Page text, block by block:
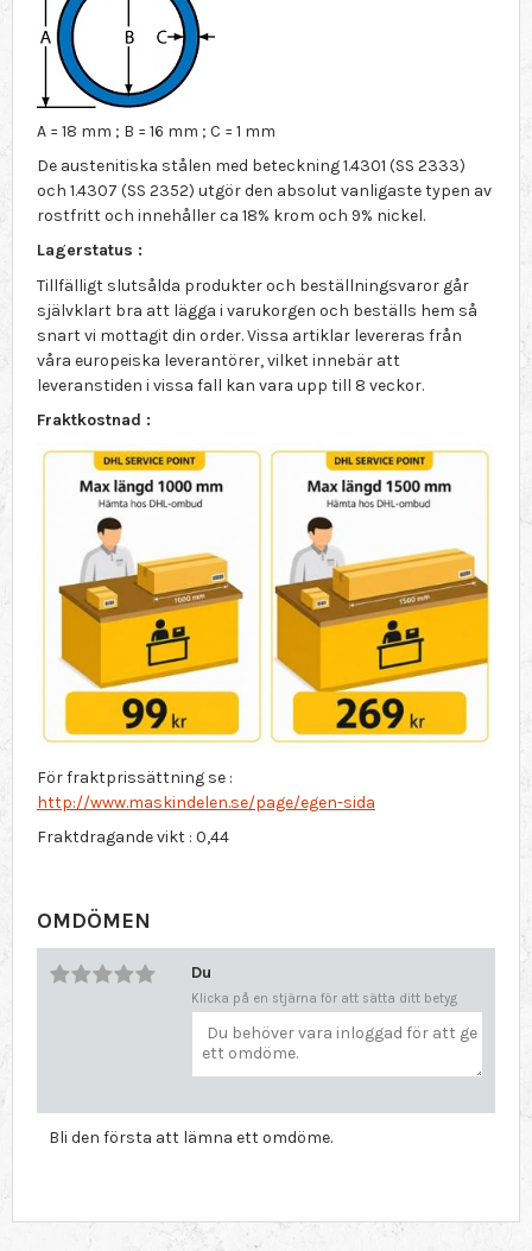
A = 18 mm ; B = 16 mm ; C = 1 mm
De austenitiska stålen med beteckning 1.4301 (SS 2333)
och 1.4307 (SS 2352) utgör den absolut vanligaste typen av
rostfritt och innehåller ca 18% krom och 9% nickel.
Lagerstatus :
Tillfälligt slutsålda produkter och beställningsvaror går
självklart bra att lägga i varukorgen och beställs hem så
snart vi mottagit din order. Vissa artiklar levereras från
våra europeiska leverantörer, vilket innebär att
leveranstiden i vissa fall kan vara upp till 8 veckor.
Fraktkostnad :
För fraktprissättning se :
http://www.maskindelen.se/page/egen-sida
Fraktdragande vikt : 0,44
OMDÖMEN
Du
Klicka på en stjärna för att sätta ditt betyg
Bli den första att lämna ett omdöme.